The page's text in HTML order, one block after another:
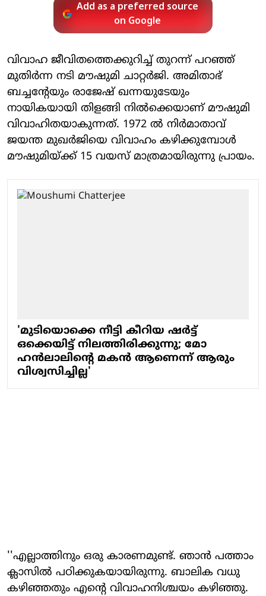
Add as a preferred source
on Google
വിവാഹ ജീവിതത്തെക്കുറിച്ച് തുറന്ന് പറഞ്ഞ്
മുതിര്‍ന്ന നടി മൗഷുമി ചാറ്റര്‍ജി. അമിതാഭ്
ബച്ചന്റേയും രാജേഷ് ഖന്നയുടേയും
നായികയായി തിളങ്ങി നില്‍ക്കെയാണ് മൗഷുമി
വിവാഹിതയാകുന്നത്. 1972 ല്‍ നിര്‍മാതാവ്
ജയന്ത മുഖര്‍ജിയെ വിവാഹം കഴിക്കുമ്പോള്‍
മൗഷുമിയ്ക്ക് 15 വയസ് മാത്രമായിരുന്നു പ്രായം.
'മുടിയൊക്കെ നീട്ടി കീറിയ ഷർട്ട്
ഒക്കെയിട്ട് നിലത്തിരിക്കുന്നു; മോ​
ഹൻലാലിന്റെ മകൻ ആണെന്ന് ആരും
വിശ്വസിച്ചില്ല'
''എല്ലാത്തിനും ഒരു കാരണമുണ്ട്. ഞാന്‍ പത്താം
ക്ലാസില്‍ പഠിക്കുകയായിരുന്നു. ബാലിക വധു
കഴിഞ്ഞതും എന്റെ വിവാഹനിശ്ചയം കഴിഞ്ഞു.